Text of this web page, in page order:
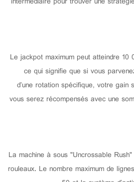
Le jackpot maximum peut atteindre
ce qui signifie que si vous
d’une rotation spécifique, votre
vous serez récompensés avec une
La machine à sous "Uncrossable
rouleaux. Le nombre maximum de